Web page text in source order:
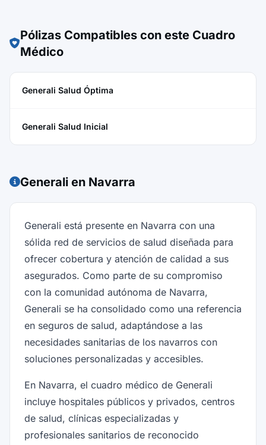
Pólizas Compatibles con este Cuadro
Médico
Generali Salud Óptima
Generali Salud Inicial
Generali en Navarra
Generali está presente en Navarra con una
sólida red de servicios de salud diseñada para
ofrecer cobertura y atención de calidad a sus
asegurados. Como parte de su compromiso
con la comunidad autónoma de Navarra,
Generali se ha consolidado como una referencia
en seguros de salud, adaptándose a las
necesidades sanitarias de los navarros con
soluciones personalizadas y accesibles.
En Navarra, el cuadro médico de Generali
incluye hospitales públicos y privados, centros
de salud, clínicas especializadas y
profesionales sanitarios de reconocido